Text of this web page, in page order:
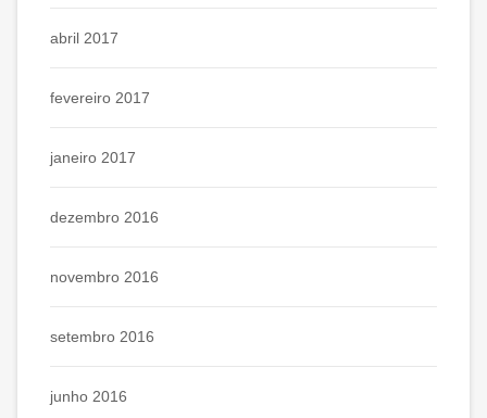
abril 2017
fevereiro 2017
janeiro 2017
dezembro 2016
novembro 2016
setembro 2016
junho 2016